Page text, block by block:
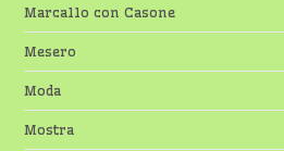
Marcallo con Casone
Mesero
Moda
Mostra